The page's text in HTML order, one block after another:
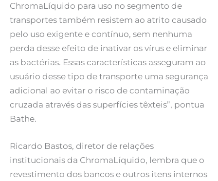
ChromaLíquido para uso no segmento de
transportes também resistem ao atrito causado
pelo uso exigente e contínuo, sem nenhuma
perda desse efeito de inativar os vírus e eliminar
as bactérias. Essas características asseguram ao
usuário desse tipo de transporte uma segurança
adicional ao evitar o risco de contaminação
cruzada através das superfícies têxteis”, pontua
Bathe.
Ricardo Bastos, diretor de relações
institucionais da ChromaLíquido, lembra que o
revestimento dos bancos e outros itens internos